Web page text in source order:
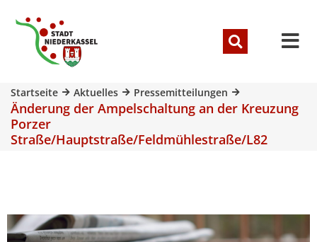
Startseite Aktuelles Pressemitteilungen
Änderung der Ampelschaltung an der Kreuzung
Porzer
Straße/Hauptstraße/Feldmühlestraße/L82